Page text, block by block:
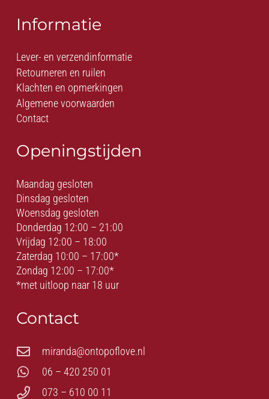
Informatie
Lever- en verzendinformatie
Retourneren en ruilen
Klachten en opmerkingen
Algemene voorwaarden
Contact
Openingstijden
Maandag gesloten
Dinsdag gesloten
Woensdag gesloten
Donderdag 12:00 – 21:00
Vrijdag 12:00 – 18:00
Zaterdag 10:00 – 17:00*
Zondag 12:00 – 17:00*
*met uitloop naar 18 uur
Contact
miranda@ontopoflove.nl
06 – 420 250 01
073 – 610 00 11